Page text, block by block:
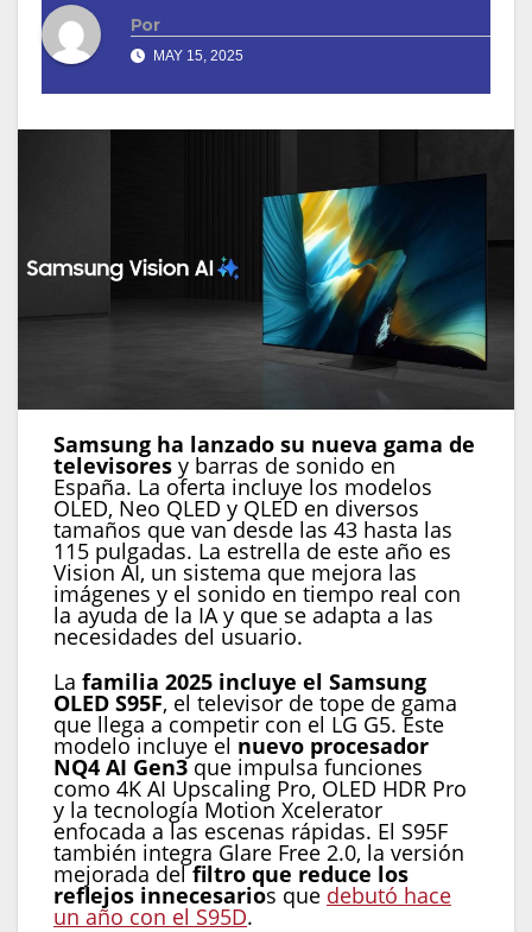
Por
MAY 15, 2025
Samsung ha lanzado su nueva gama de
televisores y barras de sonido en
España. La oferta incluye los modelos
OLED, Neo QLED y QLED en diversos
tamaños que van desde las 43 hasta las
115 pulgadas. La estrella de este año es
Vision AI, un sistema que mejora las
imágenes y el sonido en tiempo real con
la ayuda de la IA y que se adapta a las
necesidades del usuario.
La familia 2025 incluye el Samsung
OLED S95F, el televisor de tope de gama
que llega a competir con el LG G5. Este
modelo incluye el nuevo procesador
NQ4 AI Gen3que impulsa funciones
como 4K AI Upscaling Pro, OLED HDR Pro
y la tecnología Motion Xcelerator
enfocada a las escenas rápidas. El S95F
también integra Glare Free 2.0, la versión
mejorada delfiltro que reduce los
reflejos innecesarios que debutó hace
un año con el S95D.